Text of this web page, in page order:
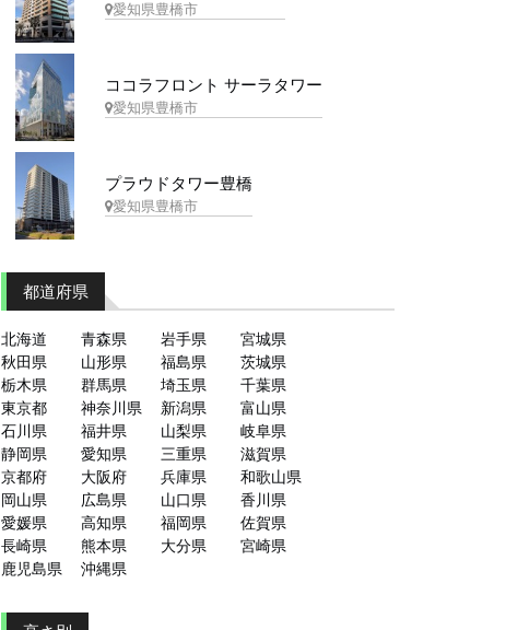
愛知県豊橋市
ココラフロント サーラタワー
愛知県豊橋市
プラウドタワー豊橋
愛知県豊橋市
都道府県
北海道 青森県 岩手県
宮城県
秋田県
山形県 福島県
茨城県
栃木県
群馬県 埼玉県
千葉県
東京都
神奈川県 新潟県
富山県
石川県
福井県 山梨県
岐阜県
静岡県
愛知県 三重県
滋賀県
京都府
大阪府 兵庫県
和歌山県
岡山県
広島県 山口県
香川県
愛媛県
高知県 福岡県
佐賀県
長崎県
熊本県 大分県
宮崎県
鹿児島県
沖縄県